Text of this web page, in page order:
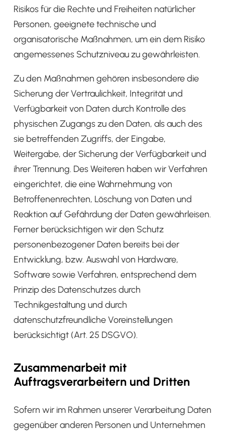
Risikos für die Rechte und Freiheiten natürlicher
Personen, geeignete technische und
organisatorische Maßnahmen, um ein dem Risiko
angemessenes Schutzniveau zu gewährleisten.
Zu den Maßnahmen gehören insbesondere die
Sicherung der Vertraulichkeit, Integrität und
Verfügbarkeit von Daten durch Kontrolle des
physischen Zugangs zu den Daten, als auch des
sie betreffenden Zugriffs, der Eingabe,
Weitergabe, der Sicherung der Verfügbarkeit und
ihrer Trennung. Des Weiteren haben wir Verfahren
eingerichtet, die eine Wahrnehmung von
Betroffenenrechten, Löschung von Daten und
Reaktion auf Gefährdung der Daten gewährleisen.
Ferner berücksichtigen wir den Schutz
personenbezogener Daten bereits bei der
Entwicklung, bzw. Auswahl von Hardware,
Software sowie Verfahren, entsprechend dem
Prinzip des Datenschutzes durch
Technikgestaltung und durch
datenschutzfreundliche Voreinstellungen
berücksichtigt (Art. 25 DSGVO).
Zusammenarbeit mit
Auftragsverarbeitern und Dritten
Sofern wir im Rahmen unserer Verarbeitung Daten
gegenüber anderen Personen und Unternehmen